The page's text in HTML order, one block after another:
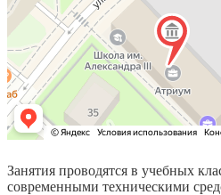
Занятия проводятся в учебных
современными техническими